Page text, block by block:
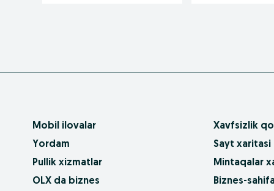
Mobil ilovalar
Yordam
Pullik xizmatlar
OLX da biznes
Xavfsizlik
Sayt xaritasi
Mintaqalar
Biznes-